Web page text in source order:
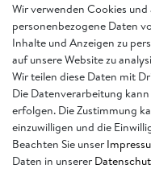
Wir verwenden Cookies
personenbezogene Daten
Inhalte und Anzeigen zu
auf unsere Website zu
Wir teilen diese Daten mit
Die Datenverarbeitung
erfolgen. Die Zustimmung
einzuwilligen und die
Beachten Sie unser
Daten in unserer